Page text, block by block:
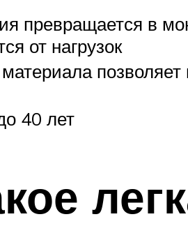
превращается в
от нагрузок
материала
40 лет